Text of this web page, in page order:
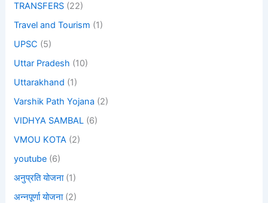
TRANSFERS (22)
Travel and Tourism (1)
UPSC (5)
Uttar Pradesh (10)
Uttarakhand (1)
Varshik Path Yojana (2)
VIDHYA SAMBAL (6)
VMOU KOTA (2)
youtube (6)
अनुप्रति योजना(1)
अन्नपूर्णा योजना(2)